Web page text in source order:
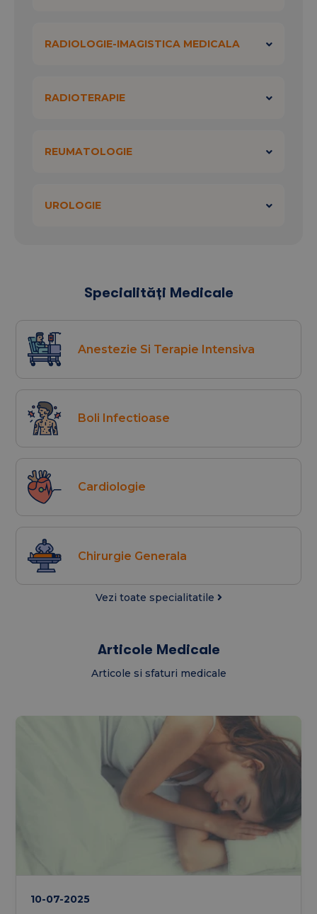
RADIOLOGIE-IMAGISTICA MEDICALA
RADIOTERAPIE
REUMATOLOGIE
UROLOGIE
Specialități Medicale
Anestezie Si Terapie Intensiva
Boli Infectioase
Cardiologie
Chirurgie Generala
Vezi toate specialitatile
Articole Medicale
Articole si sfaturi medicale
10-07-2025